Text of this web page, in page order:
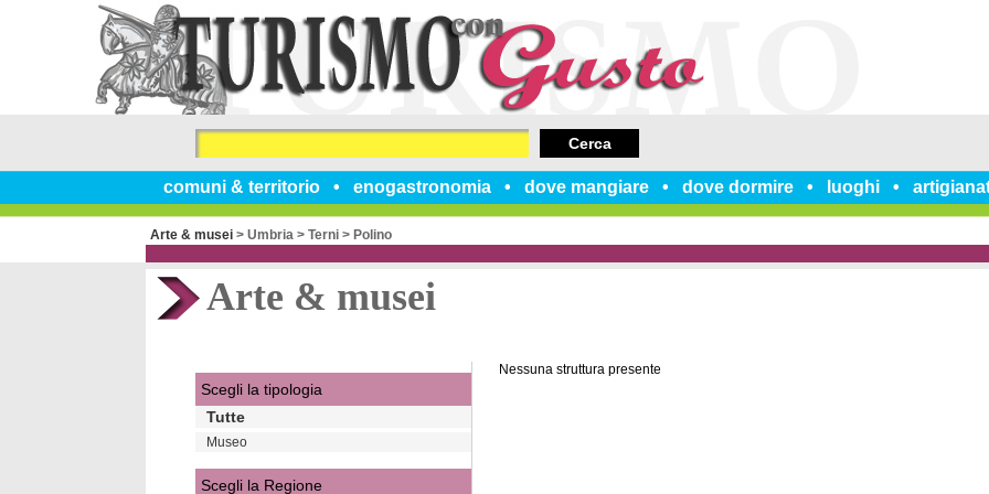
comuni & territorio enogastronomia dove mangiare dove dormire luoghi
Cerca
Arte & musei > Umbria > Terni > Polino
Arte & musei
Nessuna struttura presente
Scegli la tipologia
Tutte
Museo
Scegli la Regione